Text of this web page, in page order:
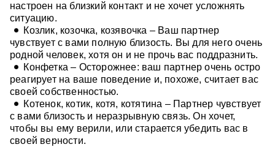
настроен на близкий контакт и не хочет усложнять
ситуацию.
Козлик, козочка, козявочка – Ваш партнер
чувствует с вами полную близость. Вы для него очень
родной человек, хотя он и не прочь вас поддразнить.
Конфетка – Осторожнее: ваш партнер очень остро
реагирует на ваше поведение и, похоже, считает вас
своей собственностью.
Котенок, котик, котя, котятина – Партнер чувствует
с вами близость и неразрывную связь. Он хочет,
чтобы вы ему верили, или старается убедить вас в
своей верности.